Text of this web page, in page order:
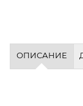
ОПИСАНИЕ